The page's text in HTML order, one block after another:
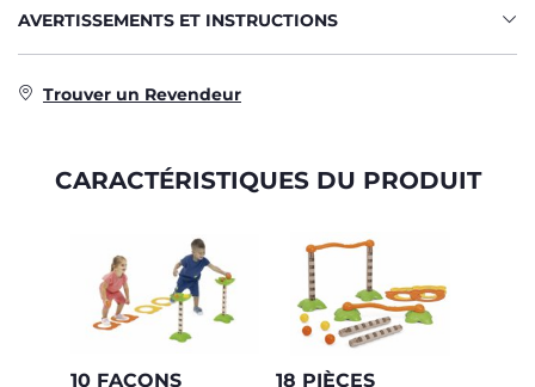
AVERTISSEMENTS ET INSTRUCTIONS
Trouver un Revendeur
CARACTÉRISTIQUES DU PRODUIT
10 FAÇONS 18 PIÈCES